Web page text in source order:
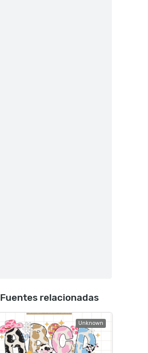
Fuentes relacionadas
Unknown